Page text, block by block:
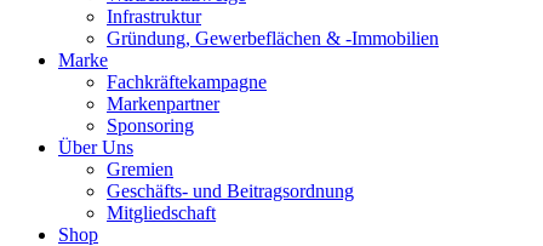
Infrastruktur
Gründung, Gewerbeflächen & -Immobilien
Marke
Fachkräftekampagne
Markenpartner
Sponsoring
Über Uns
Gremien
Geschäfts- und Beitragsordnung
Mitgliedschaft
Shop